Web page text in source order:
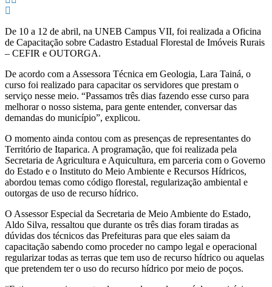
De 10 a 12 de abril, na UNEB Campus VII, foi realizada a Oficina
de Capacitação sobre Cadastro Estadual Florestal de Imóveis Rurais
– CEFIR e OUTORGA.
De acordo com a Assessora Técnica em Geologia, Lara Tainá, o
curso foi realizado para capacitar os servidores que prestam o
serviço nesse meio. “Passamos três dias fazendo esse curso para
melhorar o nosso sistema, para gente entender, conversar das
demandas do município”, explicou.
O momento ainda contou com as presenças de representantes do
Território de Itaparica. A programação, que foi realizada pela
Secretaria de Agricultura e Aquicultura, em parceria com o Governo
do Estado e o Instituto do Meio Ambiente e Recursos Hídricos,
abordou temas como código florestal, regularização ambiental e
outorgas de uso de recurso hídrico.
O Assessor Especial da Secretaria de Meio Ambiente do Estado,
Aldo Silva, ressaltou que durante os três dias foram tiradas as
dúvidas dos técnicos das Prefeituras para que eles saiam da
capacitação sabendo como proceder no campo legal e operacional
regularizar todas as terras que tem uso de recurso hídrico ou aquelas
que pretendem ter o uso do recurso hídrico por meio de poços.